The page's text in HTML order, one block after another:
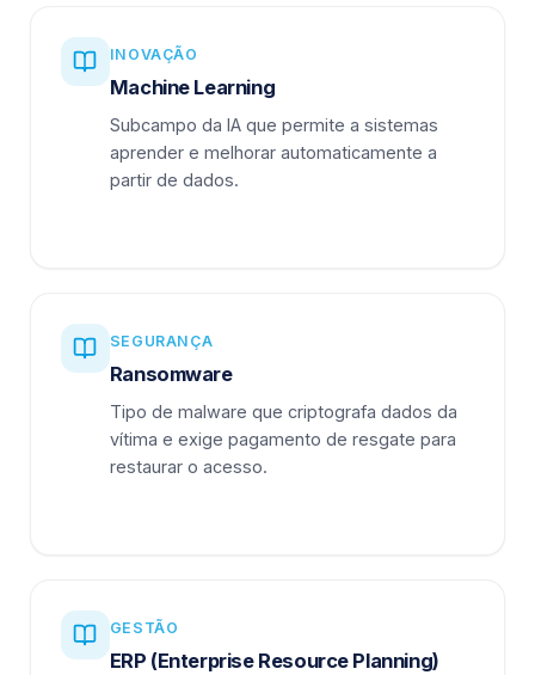
INOVAÇÃO
Machine Learning
Subcampo da IA que permite a sistemas
aprender e melhorar automaticamente a
partir de dados.
SEGURANÇA
Ransomware
Tipo de malware que criptografa dados da
vítima e exige pagamento de resgate para
restaurar o acesso.
GESTÃO
ERP (Enterprise Resource Planning)